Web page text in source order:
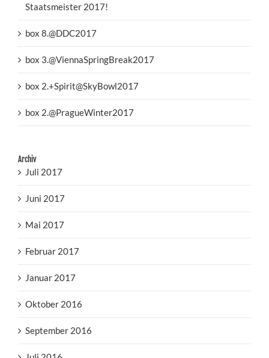
Staatsmeister 2017!
box 8.@DDC2017
box 3.@ViennaSpringBreak2017
box 2.+Spirit@SkyBowl2017
box 2.@PragueWinter2017
Archiv
Juli 2017
Juni 2017
Mai 2017
Februar 2017
Januar 2017
Oktober 2016
September 2016